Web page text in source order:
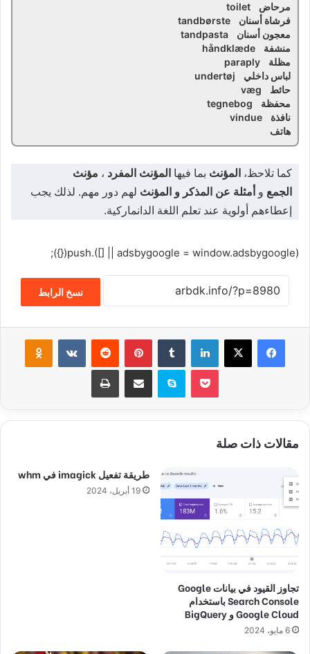
مرحاض toilet
فرشاة أسنان tandbørste
معجون أسنان tandpasta
منشفة håndklæde
مظلة paraply
لباس داخلي undertøj
حائط væg
محفظة tegnebog
نافذة vindue
هاتف
كما تلاحظ، المؤنث بما فيها المؤنث المفرد ، مؤنث
الجمع و أمثلة عن المذكر و المؤنث لهم دور مهم. لذلك يجب
إعطاءهم أولوية عند تعلم اللغة الدانماركية.
(adsbygoogle = window.adsbygoogle || []).push({});
نسخ الرابط
فيسبوك لينكدإن بينتيريست
سكايب
مقالات ذات صلة
تجاوز القيود في بيانات Google
Search Console باستخدام
Google Cloud و BigQuery
6 مايو، 2024
طريقة تفعيل imagick في whm
19 أبريل، 2024